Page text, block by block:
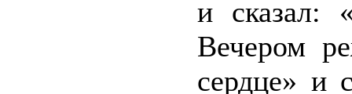
и сказал:
Вечером
сердце» и